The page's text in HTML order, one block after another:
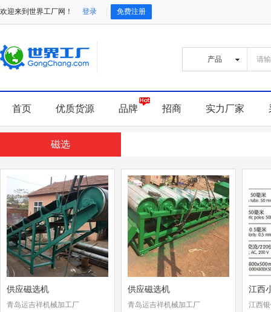
欢迎来到世界工厂网！ 登录 免费注册
首页 优质货源 品牌 招商 实力厂家
磁选
供应磁选机
青岛运吉祥机械加工厂
供应磁选机
青岛运吉祥机械加工厂
江西
江西